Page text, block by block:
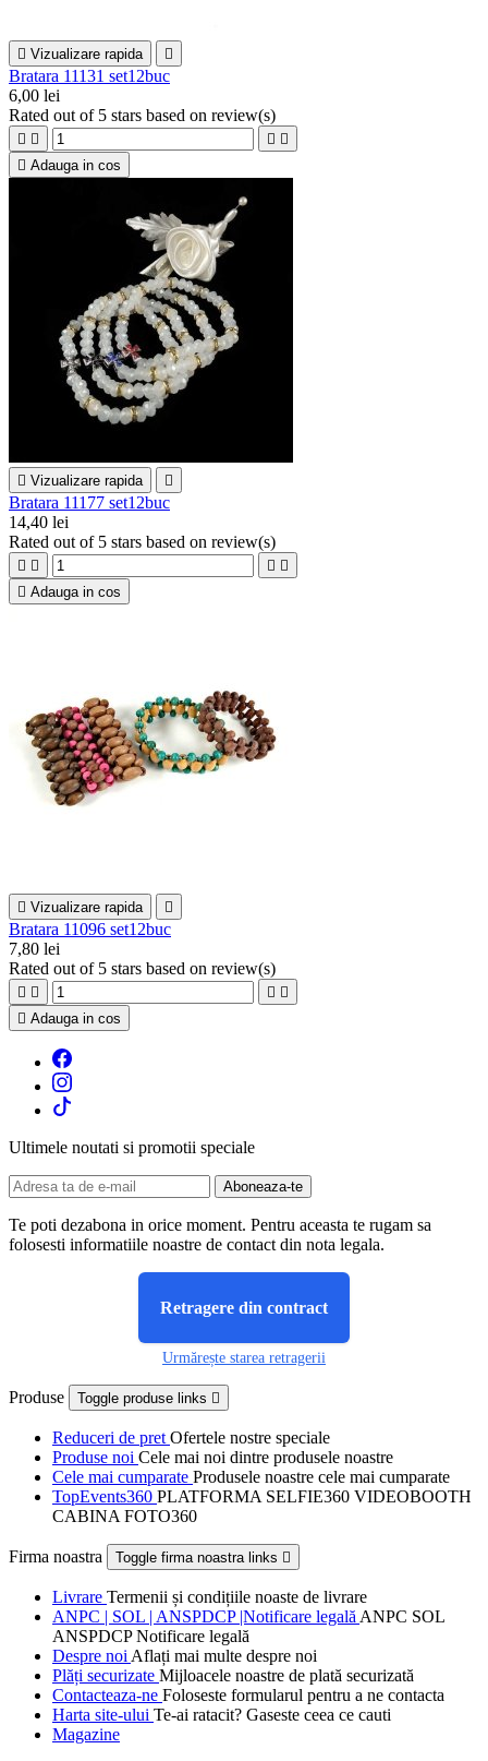
 Vizualizare rapida 
Bratara 11131 set12buc
6,00 lei
Rated out of 5 stars based on review(s)
   
 Adauga in cos
 Vizualizare rapida 
Bratara 11177 set12buc
14,40 lei
Rated out of 5 stars based on review(s)
   
 Adauga in cos
 Vizualizare rapida 
Bratara 11096 set12buc
7,80 lei
Rated out of 5 stars based on review(s)
   
 Adauga in cos
Ultimele noutati si promotii speciale
Te poti dezabona in orice moment. Pentru aceasta te rugam sa
folosesti informatiile noastre de contact din nota legala.
Retragere din contract
Urmărește starea retragerii
Produse Toggle produse links 
Reduceri de pret Ofertele nostre speciale
Produse noi Cele mai noi dintre produsele noastre
Cele mai cumparate Produsele noastre cele mai cumparate
TopEvents360 PLATFORMA SELFIE360 VIDEOBOOTH
CABINA FOTO360
Firma noastra Toggle firma noastra links 
Livrare Termenii și condițiile noaste de livrare
ANPC | SOL | ANSPDCP |Notificare legală ANPC SOL
ANSPDCP Notificare legală
Despre noi Aflați mai multe despre noi
Plăți securizate Mijloacele noastre de plată securizată
Contacteaza-ne Foloseste formularul pentru a ne contacta
Harta site-ului Te-ai ratacit? Gaseste ceea ce cauti
Magazine